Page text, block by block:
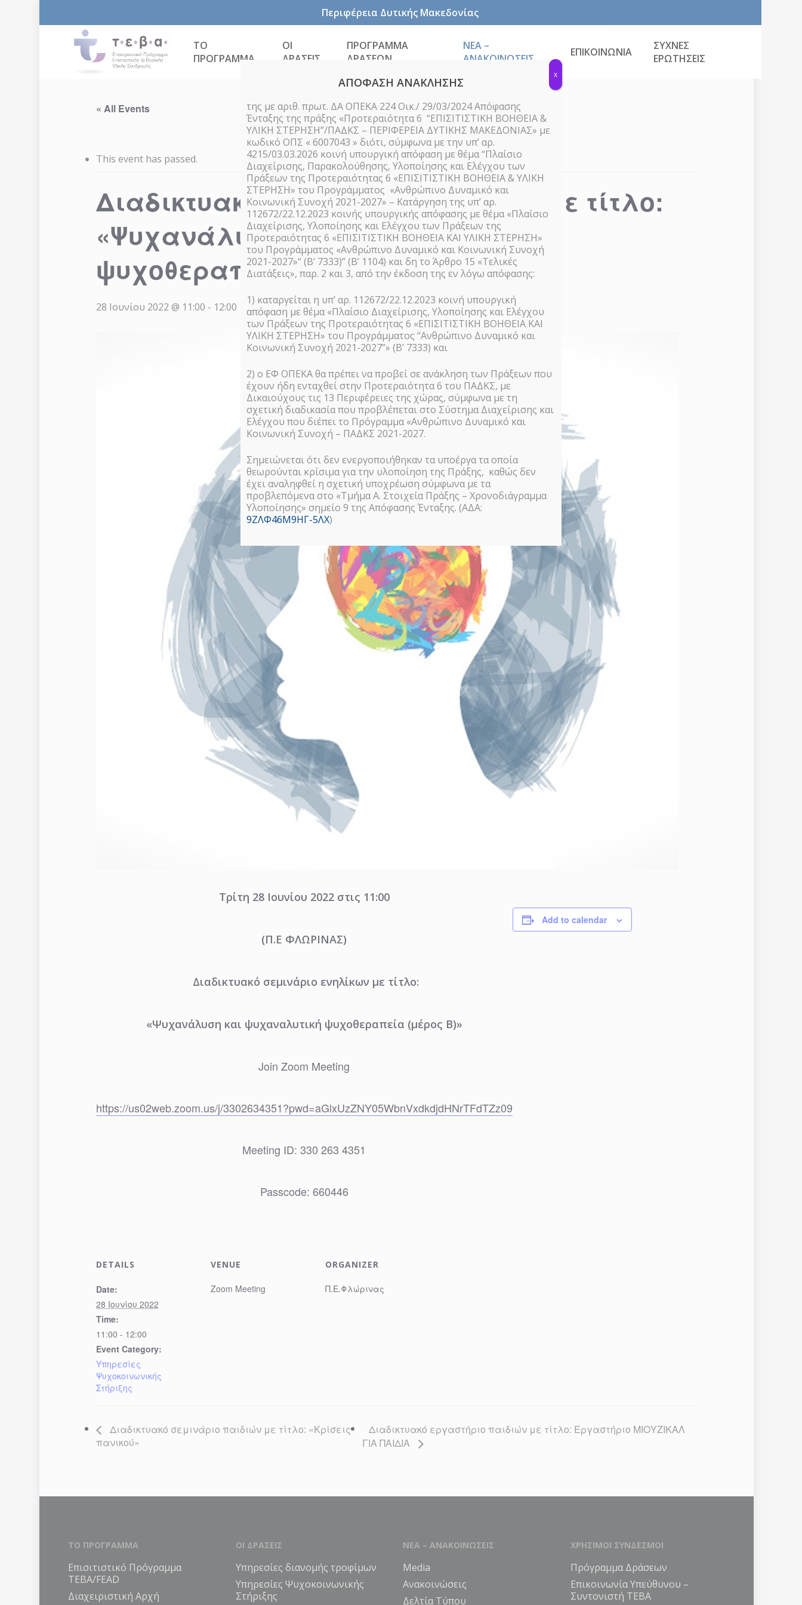
Περιφέρεια Δυτικής Μακεδονίας
ΤΟ
ΠΡΟΓΡΑΜΜΑ
ΟΙ
ΔΡΑΣΕΙΣ
ΠΡΟΓΡΑΜΜΑ
ΔΡΑΣΕΩΝ
ΝΕΑ –
ΑΝΑΚΟΙΝΩΣΕΙΣ
ΕΠΙΚΟΙΝΩΝΙΑ
ΣΥΧΝΕΣ
ΕΡΩΤΗΣΕΙΣ
« All Events
This event has passed.
Διαδικτυακό σεμινάριο ενηλίκων με τίτλο:
«Ψυχανάλυση και ψυχαναλυτική
ψυχοθεραπεία (μέρος Β)»
28 Ιουνίου 2022 @ 11:00 - 12:00
Τρίτη 28 Ιουνίου 2022 στις 11:00
(Π.Ε ΦΛΩΡΙΝΑΣ)
Διαδικτυακό σεμινάριο ενηλίκων με τίτλο:
«Ψυχανάλυση και ψυχαναλυτική ψυχοθεραπεία (μέρος Β)»
Join Zoom Meeting
https://us02web.zoom.us/j/3302634351?pwd=aGlxUzZNY05WbnVxdkdjdHNrTFdTZz09
Meeting ID: 330 263 4351
Passcode: 660446
Add to calendar
DETAILS
Date:
28 Ιουνίου 2022
Time:
11:00 - 12:00
Event Category:
Υπηρεσίες
Ψυχοκοινωνικής
Στήριξης
VENUE
Zoom Meeting
ORGANIZER
Π.Ε.Φλώρινας
Διαδικτυακό σεμινάριο παιδιών με τίτλο: «Κρίσεις
πανικού»
Διαδικτυακό εργαστήριο παιδιών με τίτλο: Εργαστήριο ΜΙΟΥΖΙΚΑΛ
ΓΙΑ ΠΑΙΔΙΑ
ΤΟ ΠΡΟΓΡΑΜΜΑ
Επισιτιστικό Πρόγραμμα
ΤΕΒΑ/FEAD
Διαχειριστική Αρχή
ΟΙ ΔΡΑΣΕΙΣ
Υπηρεσίες διανομής τροφίμων
Υπηρεσίες Ψυχοκοινωνικής
Στήριξης
ΝΕΑ – ΑΝΑΚΟΙΝΩΣΕΙΣ
Media
Ανακοινώσεις
Δελτία Τύπου
ΧΡΗΣΙΜΟΙ ΣΥΝΔΕΣΜΟΙ
Πρόγραμμα Δράσεων
Επικοινωνία Υπεύθυνου –
Συντονιστή ΤΕΒΑ
ΑΠΟΦΑΣΗ ΑΝΑΚΛΗΣΗΣ
της με αριθ. πρωτ. ΔΑ ΟΠΕΚΑ 224 Οικ./ 29/03/2024 Απόφασης
Ένταξης της πράξης «Προτεραιότητα 6 “ΕΠΙΣΙΤΙΣΤΙΚΗ ΒΟΗΘΕΙΑ &
ΥΛΙΚΗ ΣΤΕΡΗΣΗ”/ΠΑΔΚΣ – ΠΕΡΙΦΕΡΕΙΑ ΔΥΤΙΚΗΣ ΜΑΚΕΔΟΝΙΑΣ» με
κωδικό ΟΠΣ « 6007043 » διότι, σύμφωνα με την υπ’ αρ.
4215/03.03.2026 κοινή υπουργική απόφαση με θέμα “Πλαίσιο
Διαχείρισης, Παρακολούθησης, Υλοποίησης και Ελέγχου των
Πράξεων της Προτεραιότητας 6 «ΕΠΙΣΙΤΙΣΤΙΚΗ ΒΟΗΘΕΙΑ & ΥΛΙΚΗ
ΣΤΕΡΗΣΗ» του Προγράμματος «Ανθρώπινο Δυναμικό και
Κοινωνική Συνοχή 2021-2027» – Κατάργηση της υπ’ αρ.
112672/22.12.2023 κοινής υπουργικής απόφασης με θέμα «Πλαίσιο
Διαχείρισης, Υλοποίησης και Ελέγχου των Πράξεων της
Προτεραιότητας 6 «ΕΠΙΣΙΤΙΣΤΙΚΗ ΒΟΗΘΕΙΑ ΚΑΙ ΥΛΙΚΗ ΣΤΕΡΗΣΗ»
του Προγράμματος «Ανθρώπινο Δυναμικό και Κοινωνική Συνοχή
2021-2027»“ (Β’ 7333)” (Β’ 1104) και δη το Άρθρο 15 «Τελικές
Διατάξεις», παρ. 2 και 3, από την έκδοση της εν λόγω απόφασης:
1) καταργείται η υπ’ αρ. 112672/22.12.2023 κοινή υπουργική
απόφαση με θέμα «Πλαίσιο Διαχείρισης, Υλοποίησης και Ελέγχου
των Πράξεων της Προτεραιότητας 6 «ΕΠΙΣΙΤΙΣΤΙΚΗ ΒΟΗΘΕΙΑ ΚΑΙ
ΥΛΙΚΗ ΣΤΕΡΗΣΗ» του Προγράμματος “Ανθρώπινο Δυναμικό και
Κοινωνική Συνοχή 2021-2027”» (Β’ 7333) και
2) ο ΕΦ ΟΠΕΚΑ θα πρέπει να προβεί σε ανάκληση των Πράξεων που
έχουν ήδη ενταχθεί στην Προτεραιότητα 6 του ΠΑΔΚΣ, με
Δικαιούχους τις 13 Περιφέρειες της χώρας, σύμφωνα με τη
σχετική διαδικασία που προβλέπεται στο Σύστημα Διαχείρισης και
Ελέγχου που διέπει το Πρόγραμμα «Ανθρώπινο Δυναμικό και
Κοινωνική Συνοχή – ΠΑΔΚΣ 2021-2027.
Σημειώνεται ότι δεν ενεργοποιήθηκαν τα υποέργα τα οποία
θεωρούνται κρίσιμα για την υλοποίηση της Πράξης, καθώς δεν
έχει αναληφθεί η σχετική υποχρέωση σύμφωνα με τα
προβλεπόμενα στο «Τμήμα Α. Στοιχεία Πράξης – Χρονοδιάγραμμα
Υλοποίησης» σημείο 9 της Απόφασης Ένταξης. (ΑΔΑ:
9ΖΛΦ46Μ9ΗΓ-5ΛΧ)
x